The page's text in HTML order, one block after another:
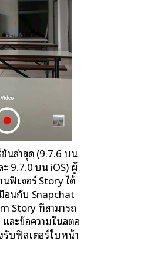
นล่าสุด (9.7.6 บน
9.7.0 บน iOS) ผู้
นฟีเจอร์ Story ได้
อนกับ Snapchat
Story ที่สามารถ
ละข้อความในสตอ
รับฟิลเตอร์ใบหน้า